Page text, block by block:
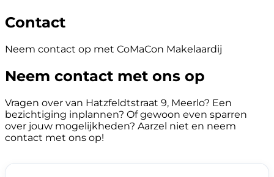
Contact
Neem contact op met CoMaCon Makelaardij
Neem contact met ons op
Vragen over van Hatzfeldtstraat 9, Meerlo? Een
bezichtiging inplannen? Of gewoon even sparren
over jouw mogelijkheden? Aarzel niet en neem
contact met ons op!